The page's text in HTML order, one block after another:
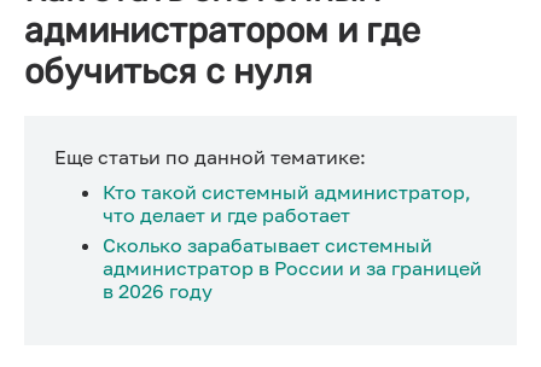
администратором и где
обучиться с нуля
Еще статьи по данной тематике:
Кто такой системный администратор,
что делает и где работает
Сколько зарабатывает системный
администратор в России и за границей
в 2026 году